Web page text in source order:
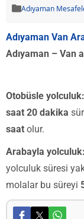
Adıyaman
Adıyaman Van
Adıyaman – Van
Otobüsle yolculuk:
saat 20 dakika
saat olur.
Arabayla yolculuk:
yolculuk süresi
molalar bu süreyi